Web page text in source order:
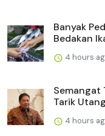
Banyak
Bedakan
4 hours
Semangat
Tarik
4 hours